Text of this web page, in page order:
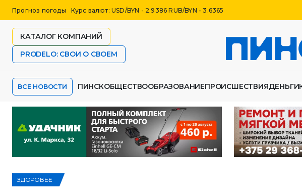
Прогноз погоды Курс валют: USD/BYN - 2.9386 RUB/BYN - 3.6365
КАТАЛОГ КОМПАНИЙ
PRODELO: СВОИ О СВОЕМ
ВСЕ НОВОСТИ ПИНСКОБЩЕСТВООБРАЗОВАНИЕПРОИСШЕСТВИЯДЕНЬГИ
ЗДОРОВЬЕ